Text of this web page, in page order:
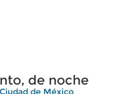
de noche
Ciudad de México